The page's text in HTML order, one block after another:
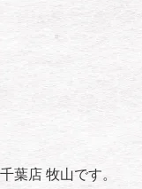
千葉店 牧山です。